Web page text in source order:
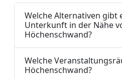
Welche Alternativen gibt
Unterkunft in der Nähe
Höchenschwand?
Welche
Höchenschwand?